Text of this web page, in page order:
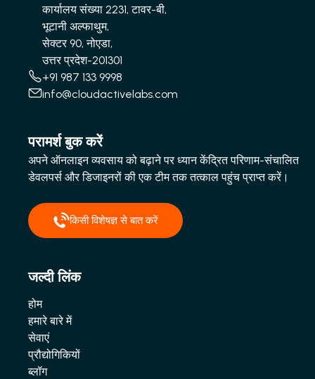
कार्यालय संख्या 2231, टावर-बी,
भूटानी अल्फाथुम,
सेक्टर 90, नोएडा,
उत्तर प्रदेश-201301
+91 987 133 9998
info@cloudactivelabs.com
परामर्श बुक करें
अपने ऑनलाइन व्यवसाय को बढ़ाने पर ध्यान केंद्रित परिणाम-संचालित
डेवलपर्स और डिजाइनरों की एक टीम तक तत्काल पहुंच प्राप्त करें।
किसी विशेषज्ञ से बात करें
जल्दी लिंक
होम
हमारे बारे में
सेवाएं
प्रौद्योगिकियों
ब्लॉग